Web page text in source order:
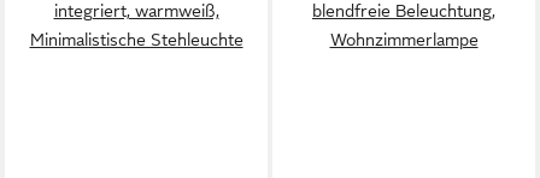
integriert, warmweiß,
Minimalistische Stehleuchte
blendfreie Beleuchtung,
Wohnzimmerlampe